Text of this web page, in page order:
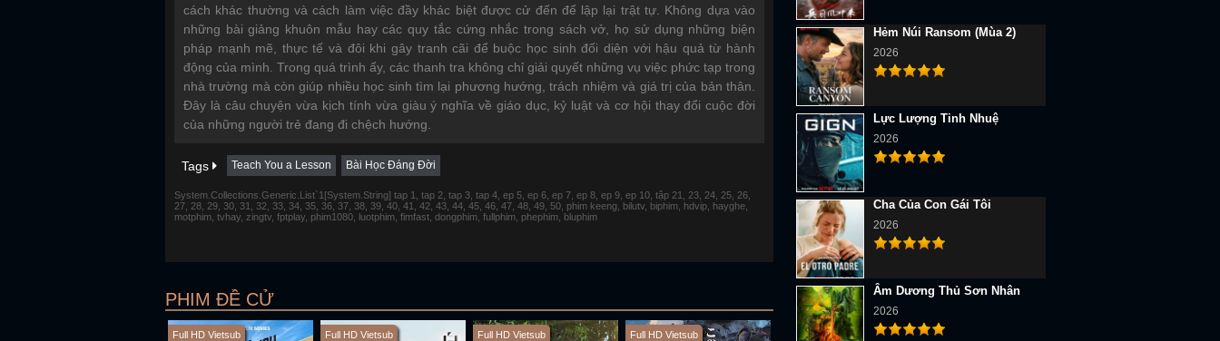
cách khác thường và cách làm việc đầy khác biệt được cử đến để lập lại trật tự. Không dựa vào
những bài giảng khuôn mẫu hay các quy tắc cứng nhắc trong sách vở, họ sử dụng những biện
pháp mạnh mẽ, thực tế và đôi khi gây tranh cãi để buộc học sinh đối diện với hậu quả từ hành
động của mình. Trong quá trình ấy, các thanh tra không chỉ giải quyết những vụ việc phức tạp trong
nhà trường mà còn giúp nhiều học sinh tìm lại phương hướng, trách nhiệm và giá trị của bản thân.
Đây là câu chuyện vừa kịch tính vừa giàu ý nghĩa về giáo dục, kỷ luật và cơ hội thay đổi cuộc đời
của những người trẻ đang đi chệch hướng.
Tags Teach You a Lesson Bài Học Đáng Đời
System.Collections.Generic.List`1[System.String] tap 1, tap 2, tap 3, tap 4, ep 5, ep 6, ep 7, ep 8, ep 9, ep 10, tập 21, 23, 24, 25, 26,
27, 28, 29, 30, 31, 32, 33, 34, 35, 36, 37, 38, 39, 40, 41, 42, 43, 44, 45, 46, 47, 48, 49, 50, phim keeng, bilutv, biphim, hdvip, hayghe,
motphim, tvhay, zingtv, fptplay, phim1080, luotphim, fimfast, dongphim, fullphim, phephim, bluphim
PHIM ĐỀ CỬ
Full HD Vietsub Full HD Vietsub Full HD Vietsub Full HD Vietsub Full HD Vietsub Full HD Vietsub
Hẻm Núi Ransom (Mùa 2)
2026
Lực Lượng Tinh Nhuệ
2026
Cha Của Con Gái Tôi
2026
Âm Dương Thủ Sơn Nhân
2026